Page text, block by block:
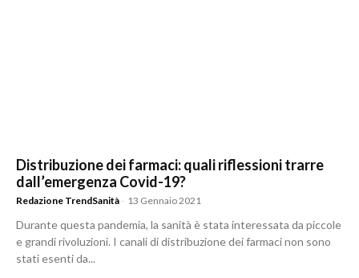
Distribuzione dei farmaci: quali riflessioni trarre
dall’emergenza Covid-19?
Redazione TrendSanità - 13 Gennaio 2021
Durante questa pandemia, la sanità è stata interessata da piccole
e grandi rivoluzioni. I canali di distribuzione dei farmaci non sono
stati esenti da...